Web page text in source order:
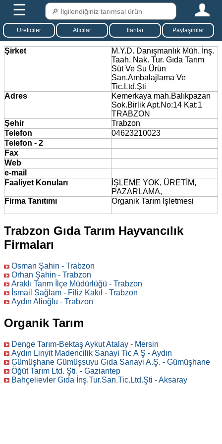
☰
Üreticiler Alıcılar İlanlar Paylaşımlar
Şirket
M.Y.D. Danışmanlık Müh. İnş.
Taah. Nak. Tur. Gıda Tarım
Süt Ve Su Ürün
San.Ambalajlama Ve
Tic.Ltd.Şti
Adres
Kemerkaya mah.Balıkpazarı
Sok.Birlik Apt.No:14 Kat:1
TRABZON
Şehir
Trabzon
Telefon
04623210023
Telefon - 2
Fax
Web
e-mail
Faaliyet Konuları
İŞLEME YOK, ÜRETİM,
PAZARLAMA,
Firma Tanıtımı
Organik Tarım İşletmesi
Trabzon Gıda Tarım Hayvancılık
Firmaları
Osman Şahin - Trabzon
Orhan Şahin - Trabzon
Araklı Tarım İlçe Müdürlüğü - Trabzon
İsmail Sağlam - Filiz Kakıl - Trabzon
Aydın Alioğlu - Trabzon
Organik Tarım
Denge Tarım-Bektaş Aykut Atalay - Mersin
Aydın Linyit Madencilik Sanayi Tic A Ş - Aydın
Gümüşhane Gümüşsuyu Gıda Sanayi A.Ş. - Gümüşhane
Öğüt Tarım Ltd. Şti. - Gaziantep
Bahçelievler Gıda İnş.Tur.San.Tic.Ltd.Şti - Aksaray